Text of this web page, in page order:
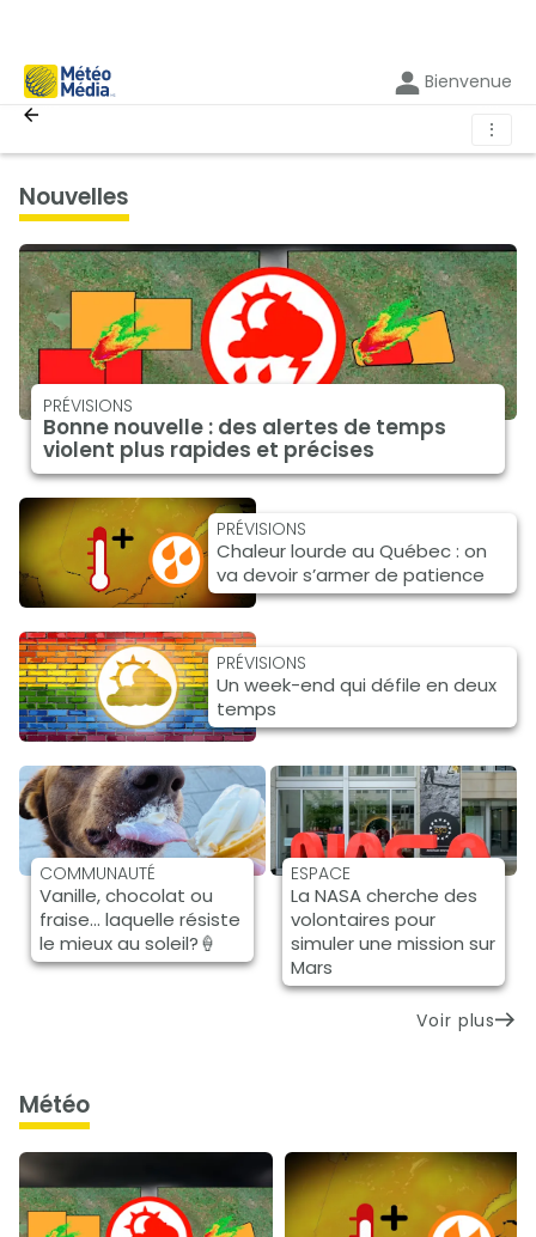
Bienvenue
⋮
nouvelles
PRÉVISIONS
Bonne nouvelle : des alertes de temps
violent plus rapides et précises
PRÉVISIONS
Chaleur lourde au Québec : on
va devoir s’armer de patience
PRÉVISIONS
Un week-end qui défile en deux
temps
COMMUNAUTÉ
Vanille, chocolat ou
fraise… laquelle résiste
le mieux au soleil?🍦
ESPACE
La NASA cherche des
volontaires pour
simuler une mission sur
Mars
Voir plus
météo